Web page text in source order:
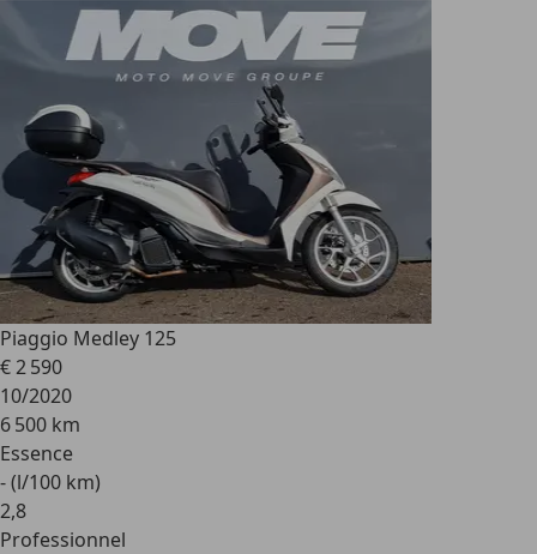
Piaggio Medley 125
€ 2 590
10/2020
6 500 km
Essence
- (l/100 km)
2,8
Professionnel